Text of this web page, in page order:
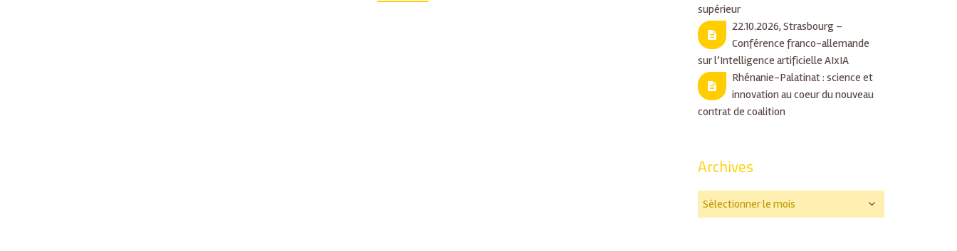
supérieur
22.10.2026, Strasbourg –
Conférence franco-allemande
sur l’Intelligence artificielle AIxIA
Rhénanie-Palatinat : science et
innovation au coeur du nouveau
contrat de coalition
Archives